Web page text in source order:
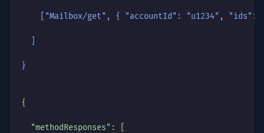
["Mailbox/get", { "accountId": "u1234", "ids":
}
{
  "methodResponses": [